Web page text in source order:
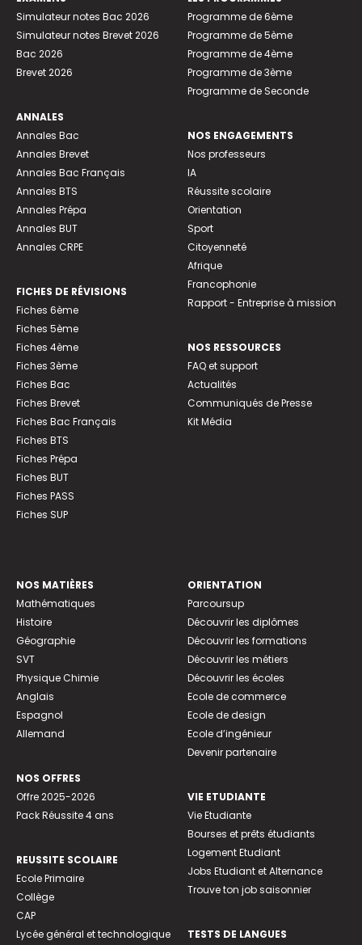
Simulateur notes Bac 2026
Simulateur notes Brevet 2026
Bac 2026
Brevet 2026
ANNALES
Annales Bac
Annales Brevet
Annales Bac Français
Annales BTS
Annales Prépa
Annales BUT
Annales CRPE
FICHES DE RÉVISIONS
Fiches 6ème
Fiches 5ème
Fiches 4ème
Fiches 3ème
Fiches Bac
Fiches Brevet
Fiches Bac Français
Fiches BTS
Fiches Prépa
Fiches BUT
Fiches PASS
Fiches SUP
Programme de 6ème
Programme de 5ème
Programme de 4ème
Programme de 3ème
Programme de Seconde
NOS ENGAGEMENTS
Nos professeurs
IA
Réussite scolaire
Orientation
Sport
Citoyenneté
Afrique
Francophonie
Rapport - Entreprise à mission
NOS RESSOURCES
FAQ et support
Actualités
Communiqués de Presse
Kit Média
NOS MATIÈRES
Mathématiques
Histoire
Géographie
SVT
Physique Chimie
Anglais
Espagnol
Allemand
NOS OFFRES
Offre 2025-2026
Pack Réussite 4 ans
REUSSITE SCOLAIRE
Ecole Primaire
Collège
CAP
Lycée général et technologique
ORIENTATION
Parcoursup
Découvrir les diplômes
Découvrir les formations
Découvrir les métiers
Découvrir les écoles
Ecole de commerce
Ecole de design
Ecole d’ingénieur
Devenir partenaire
VIE ETUDIANTE
Vie Etudiante
Bourses et prêts étudiants
Logement Etudiant
Jobs Etudiant et Alternance
Trouve ton job saisonnier
TESTS DE LANGUES